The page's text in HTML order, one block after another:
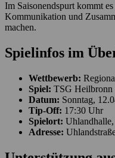
Im Saisonendspurt kommt
Kommunikation und
machen.
Spielinfos im
Wettbewerb:
Spiel: TSG Heilbronn
Datum: Sonntag,
Tip-Off: 17:30 Uhr
Spielort:
Adresse: